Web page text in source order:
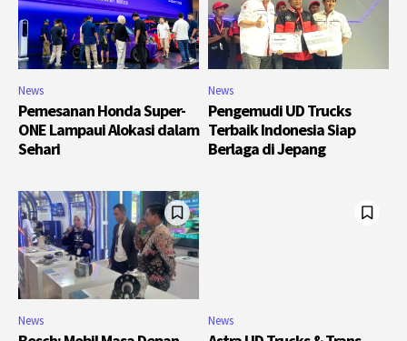
News
Pemesanan Honda Super-
ONE Lampaui Alokasi dalam
Sehari
News
Pengemudi UD Trucks
Terbaik Indonesia Siap
Berlaga di Jepang
News News